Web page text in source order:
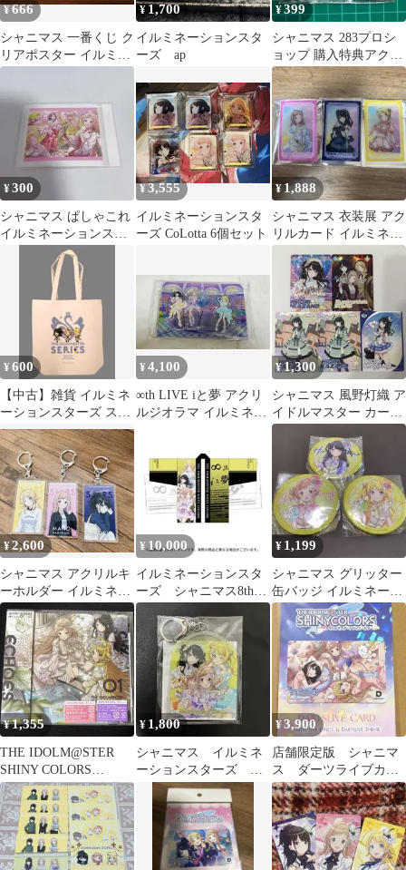
¥666
シャニマス 一番くじ ク
リアポスター イルミネ
ーションスターズ
¥1,700
イルミネーションスタ
ーズ ap
¥399
シャニマス 283プロシ
ョップ 購入特典アクキ
ー イルミネーションス
ターズ
¥300
シャニマス ぱしゃこれ
イルミネーションスタ
¥3,555
イルミネーションスタ
ーズ CoLotta 6個セット
¥1,888
シャニマス 衣装展 アク
リルカード イルミネー
ションスターズ
¥600
【中古】雑貨 イルミネ
ーションスターズ スタ
ーリー・フューチャー
ズver. ねんどろいどぷ
らす トートバッグ 「ア
イドルマスター シャイ
ニーカラーズ」
¥4,100
∞th LIVE iと夢 アクリ
ルジオラマ イルミネ
¥ 1,300
シャニマス 風野灯織 ア
イドルマスター カード
フォリオ サイン
¥2,600
シャニマス アクリルキ
ーホルダー イルミネー
ションスターズ 3種セ
ット アクキー
¥10,000
イルミネーションスタ
ーズ シャニマス8thラ
イブ 法被
¥ 1,199
シャニマス グリッター
缶バッジ イルミネーシ
ョンスターズ 3点セッ
ト 匿名配送⭐️
¥1,355
THE IDOLM@STER
SHINY COLORS
ECHOES 01
¥ 1,800
シャニマス イルミネ
ーションスターズ ア
クリルキーホルダー
¥3,900
店舗限定版 シャニマ
ス ダーツライブカー
ド イルミネーションス
ターズ